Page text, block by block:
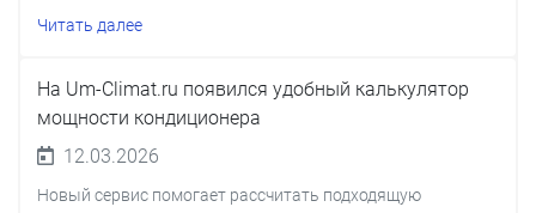
Читать далее
На Um-Climat.ru появился удобный калькулятор
мощности кондиционера
12.03.2026
Новый сервис помогает рассчитать подходящую